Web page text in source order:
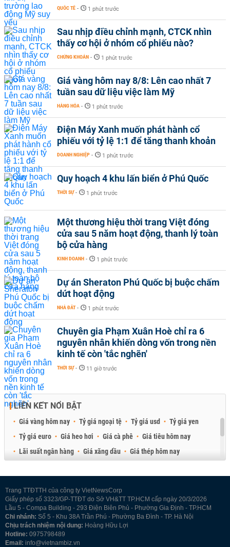
QUỐC TẾ - 1 phút trước
Sau nhịp điều chỉnh mạnh, CTCK nhìn
thấy cơ hội ở nhóm cổ phiếu nào?
CHỨNG KHOÁN - 1 phút trước
Giá vàng hôm nay 8/8: Lên cao nhất 7
tuần sau dữ liệu việc làm Mỹ
HÀNG HÓA - 1 phút trước
Điện Máy Xanh muốn phát hành cổ
phiếu với tỷ lệ 1:1 để tăng thanh khoản
DOANH NGHIỆP - 1 phút trước
Quy hoạch 4 khu lấn biển ở Phú Quốc
THỜI SỰ - 1 phút trước
Một thương hiệu thời trang Việt đóng
cửa sau 5 năm hoạt động, thanh lý toàn
bộ cửa hàng
KINH DOANH - 1 phút trước
Dự án Sheraton Phú Quốc bị buộc chấm
dứt hoạt động
NHÀ ĐẤT - 1 phút trước
Chuyên gia Phạm Xuân Hoè chỉ ra 6
nguyên nhân khiến dòng vốn trong nền
kinh tế còn 'tắc nghẽn'
THỜI SỰ - 11 giờ trước
LIÊN KẾT NỔI BẬT
Giá vàng hôm nay Tỷ giá ngoại tệ Tỷ giá usd
Tỷ giá yen
Tỷ giá euro
Giá heo hơi Giá cà phê
Giá tiêu hôm nay
Lãi suất ngân hàng
Giá xăng dầu
Giá thép hôm nay
Trang TTĐTTH của công ty VietNewsCorp
Giấy phép số 3323/GP-TTĐT do Sở VH&TT TP.HCM cấp ngày 20/3/2026
Lầu 5 - Compa Building - 293 Điện Biên Phủ - Phường Gia Định - TP.HCM
Chi nhánh: Số 5 - Khu 38A Trần Phú - Phường Ba Đình - TP. Hà Nội
Chịu trách nhiệm nội dung: Hoàng Hữu Lợi
Hotline: 0975798489
Email: info@vietnambiz.vn